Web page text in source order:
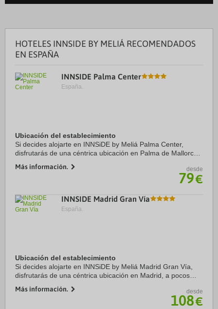
HOTELES INNSIDE BY MELIÁ RECOMENDADOS
EN ESPAÑA
INNSIDE Palma Center
España.
Ubicación del establecimiento
Si decides alojarte en INNSiDE by Meliá Palma Center,
disfrutarás de una céntrica ubicación en Palma de Mallorca,
Catedral de Santa María de Palma. ...
Más información. desde
79€
INNSIDE Madrid Gran Vía
España.
Ubicación del establecimiento
Si decides alojarte en INNSiDE by Meliá Madrid Gran Vía,
disfrutarás de una céntrica ubicación en Madrid, a pocos
Además, este hotel se encuentra a ...
Más información. desde
108€